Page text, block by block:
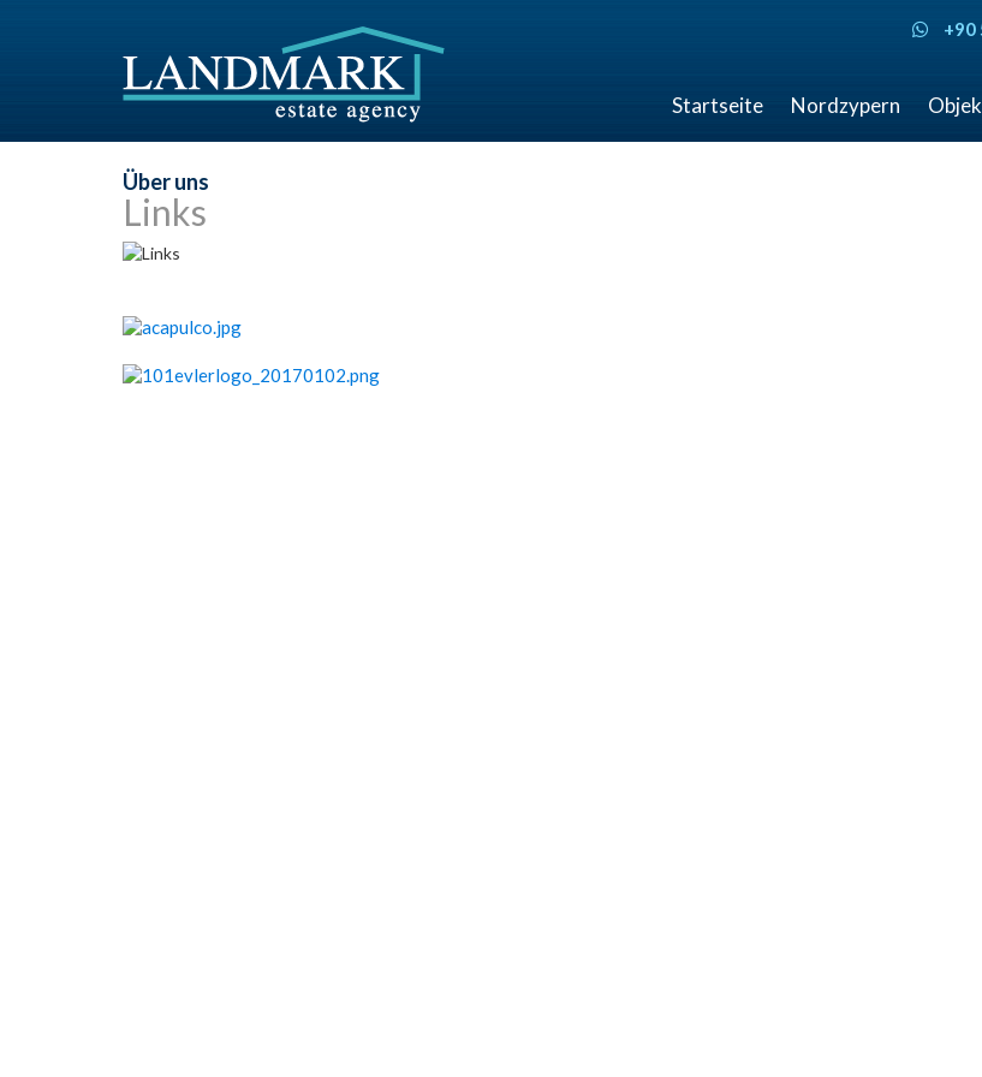
+90
Startseite Nordzypern
Über uns
Links